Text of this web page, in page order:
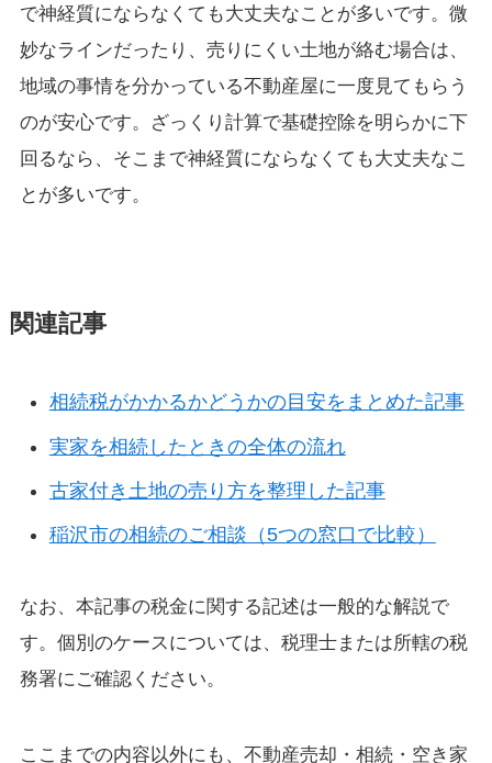
で神経質にならなくても大丈夫なことが多いです。微
妙なラインだったり、売りにくい土地が絡む場合は、
地域の事情を分かっている不動産屋に一度見てもらう
のが安心です。ざっくり計算で基礎控除を明らかに下
回るなら、そこまで神経質にならなくても大丈夫なこ
とが多いです。
関連記事
相続税がかかるかどうかの目安をまとめた記事
実家を相続したときの全体の流れ
古家付き土地の売り方を整理した記事
稲沢市の相続のご相談（5つの窓口で比較）
なお、本記事の税金に関する記述は一般的な解説で
す。個別のケースについては、税理士または所轄の税
務署にご確認ください。
ここまでの内容以外にも、不動産売却・相続・空き家